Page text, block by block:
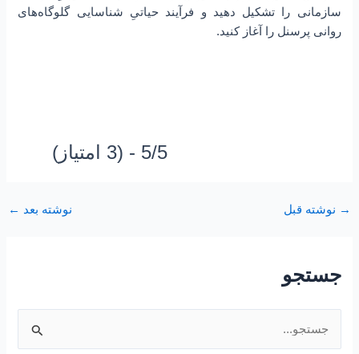
جستجو
سازمانی را تشکیل دهید و فرآیند حیاتیِ شناسایی گلوگاه‌های
روانی پرسنل را آغاز کنید.
5/5 - (3 امتیاز)
→ نوشته قبل نوشته بعد ←